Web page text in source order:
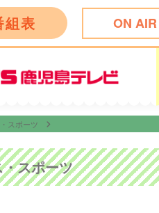
組表 ON AIR
ＦＮＮ Ｌｉｖｅ Ｎｅｗｓ
スポーツ
スポーツ